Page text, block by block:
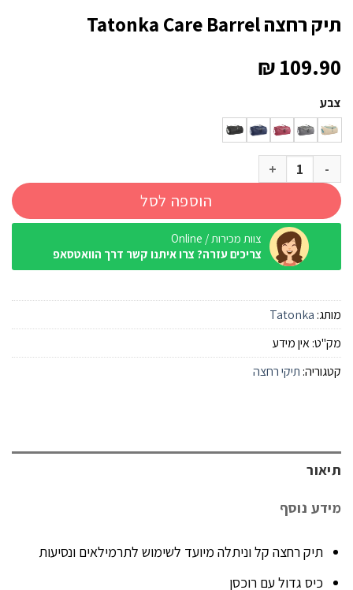
תיק רחצה Tatonka Care Barrel
₪109.90
צבע
כמות של תיק רחצה Tatonka Care Barrel
הוספה לסל
צוות מכירות / Online
צריכים עזרה? צרו איתנו קשר דרך הוואטסאפ
מותג: Tatonka
מק"ט:אין מידע
קטגוריה: תיקי רחצה
תיאור
מידע נוסף
תיק רחצה קל וניתלה מיועד לשימוש לתרמילאים ונסיעות
כיס גדול עם רוכסן